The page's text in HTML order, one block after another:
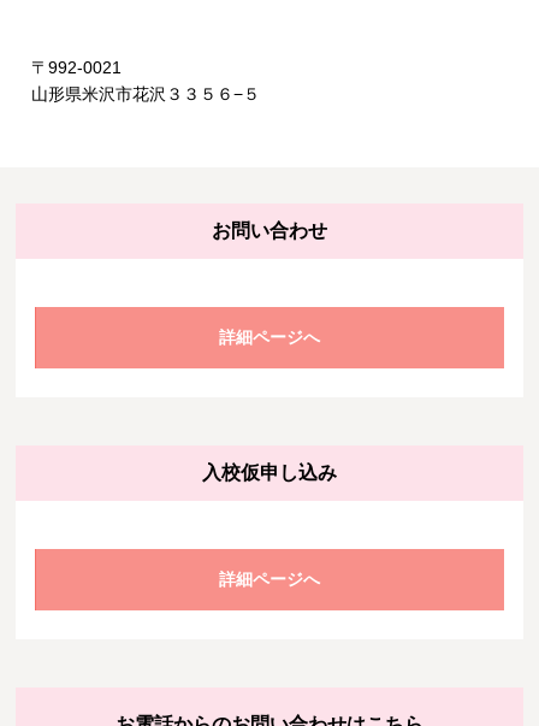
〒992-0021
山形県米沢市花沢３３５６−５
お問い合わせ
詳細ページへ
入校仮申し込み
詳細ページへ